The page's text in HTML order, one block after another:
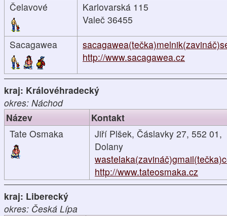
Čelavové
Karlovarská 115
Valeč 36455
Sacagawea
http://www.sacagawea.cz
kraj: Královéhradecký
okres: Náchod
Název
Kontakt
Tate Osmaka
Jiří Plšek, Čáslavky 27, 552 01,
Dolany
http://www.tateosmaka.cz
kraj: Liberecký
okres: Česká Lípa